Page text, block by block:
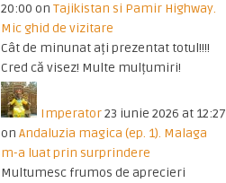
20:00 on Tajikistan si Pamir Highway.
Mic ghid de vizitare
Cât de minunat ați prezentat totul!!!!
Cred că visez! Multe mulțumiri!
Imperator23 iunie 2026 at 12:27
on Andaluzia magica (ep. 1). Malaga
m-a luat prin surprindere
Multumesc frumos de aprecieri